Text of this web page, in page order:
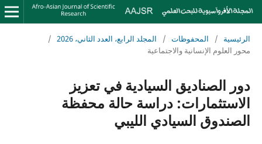
الرئيسية / المحفوظات / المجلد الرابع، العدد الثاني، 2026
/
محور العلوم الإنسانية والاجتماعية
دور الصناديق السيادية في تعزيز
الاستثمارات: دراسة حالة محفظة
الصندوق السيادي الليبي